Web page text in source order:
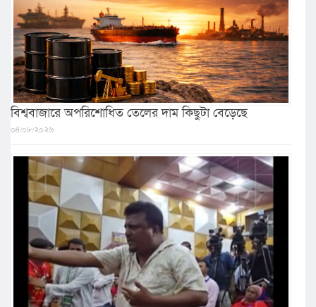
বিশ্ববাজারে অপরিশোধিত তেলের দাম কিছুটা বেড়েছে
০৪/০৮/২০২৬